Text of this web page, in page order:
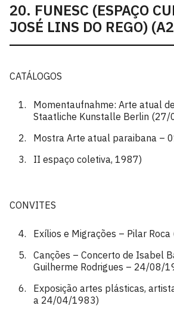
20. FUNESC (ESPAÇO
JOSÉ LINS DO REGO)
CATÁLOGOS
Momentaufnahme: Arte atual
Staatliche Kunstalle Berlin
Mostra Arte atual paraibana –
II espaço coletiva, 1987)
CONVITES
Exílios e Migrações – Pilar
Canções – Concerto de Isabel
Guilherme Rodrigues – 24/08/
Exposição artes plásticas,
a 24/04/1983)